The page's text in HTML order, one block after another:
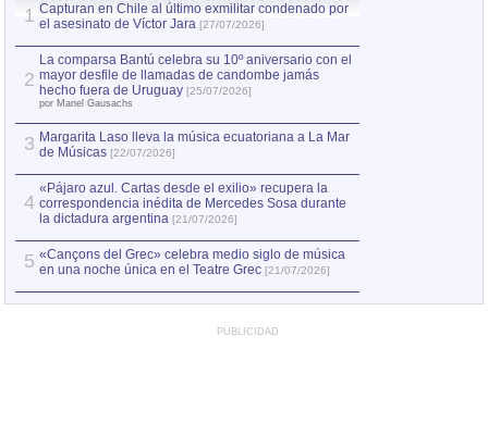
1 Capturan en Chile al último exmilitar condenado por
el asesinato de Víctor Jara [27/07/2026]
2
La comparsa Bantú celebra su 10º aniversario con el
mayor desfile de llamadas de candombe jamás
hecho fuera de Uruguay [25/07/2026]
por Manel Gausachs
3 Margarita Laso lleva la música ecuatoriana a La Mar
de Músicas [22/07/2026]
4
«Pájaro azul. Cartas desde el exilio» recupera la
correspondencia inédita de Mercedes Sosa durante
la dictadura argentina [21/07/2026]
5 «Cançons del Grec» celebra medio siglo de música
en una noche única en el Teatre Grec [21/07/2026]
PUBLICIDAD